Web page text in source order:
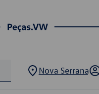
Nova Serrana